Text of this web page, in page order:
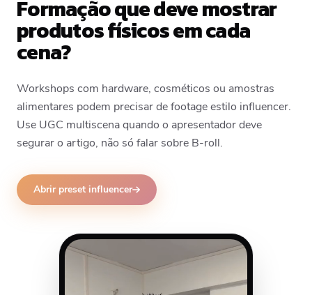
Formação que deve mostrar
produtos físicos em cada
cena?
Workshops com hardware, cosméticos ou amostras
alimentares podem precisar de footage estilo influencer.
Use UGC multiscena quando o apresentador deve
segurar o artigo, não só falar sobre B-roll.
Abrir preset influencer